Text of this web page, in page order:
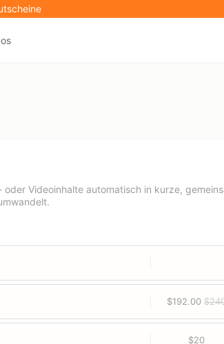
Videoinhalte automatisch in kurze,
$192.00
$20